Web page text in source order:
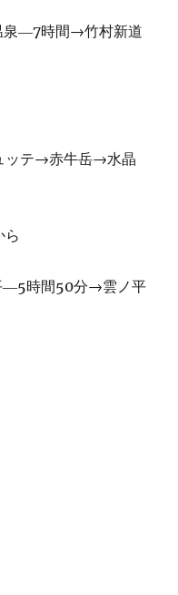
―7時間→竹村新道
ッテ→赤牛岳→水晶
ら
時間50分→雲ノ平